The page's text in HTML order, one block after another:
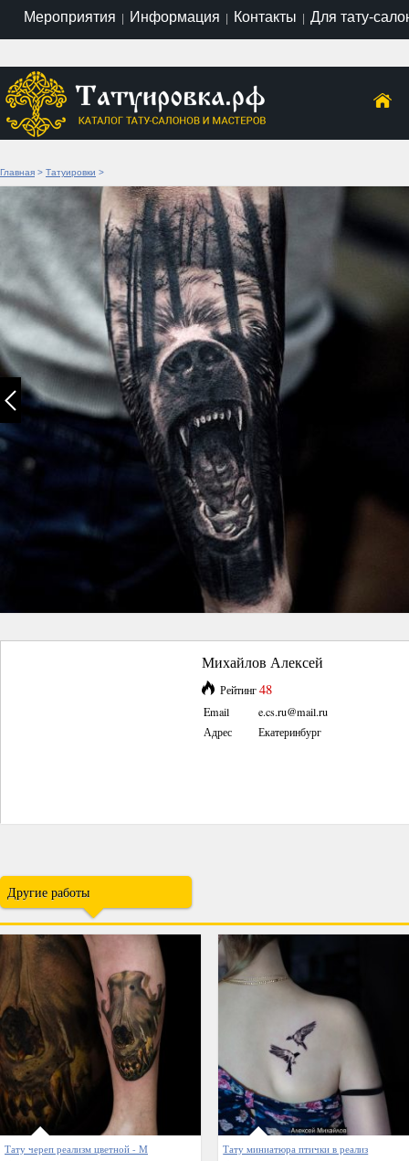
Мероприятия | Информация | Контакты | Для тату-
Главная > Татуировки >
Михайлов Алексей
Рейтинг48
Email
e.cs.ru@mail.ru
Адрес
Екатеринбург
Другие работы
Тату череп реализм цветной - М Тату миниатюра птички в реализ